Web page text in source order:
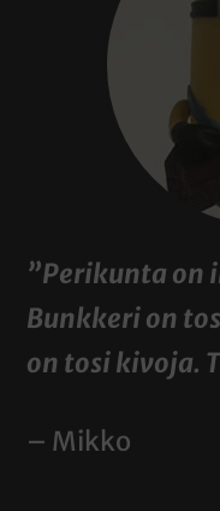
”Perikunta on
Bunkkeri on
on tosi kivoja.
– Mikko